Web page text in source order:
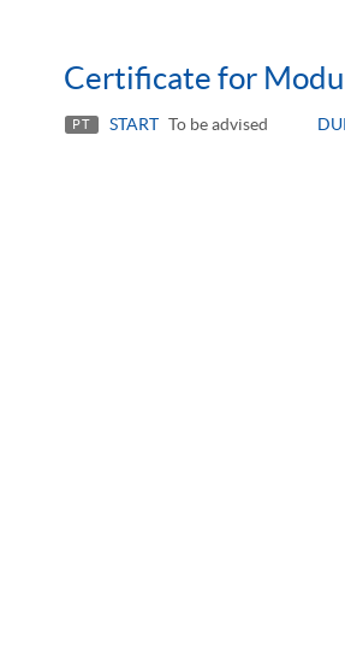
Certificate for
PT START To be advised